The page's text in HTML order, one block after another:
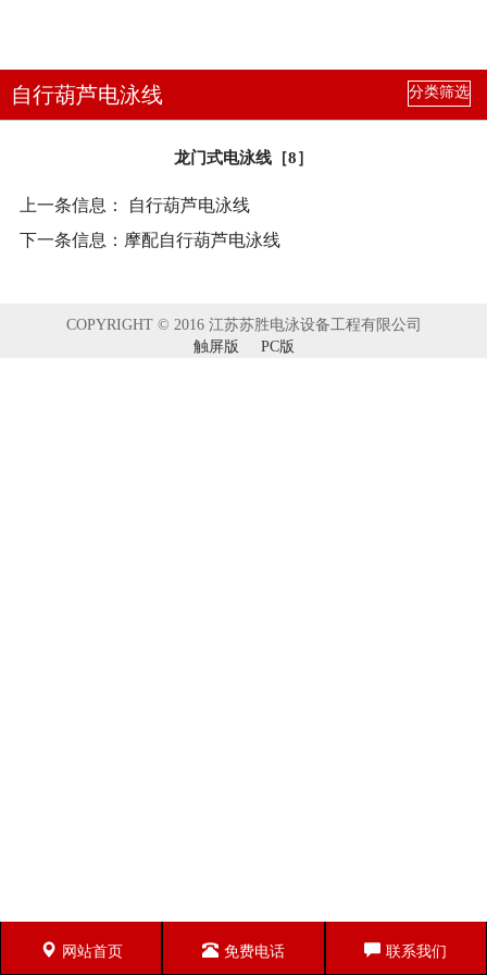
分类筛选
自行葫芦电泳线
龙门式电泳线［8］
上一条信息：
自行葫芦电泳线
下一条信息： 摩配自行葫芦电泳线
COPYRIGHT © 2016 江苏苏胜电泳设备工程有限公司
触屏版
PC版
网站首页 免费电话 联系我们